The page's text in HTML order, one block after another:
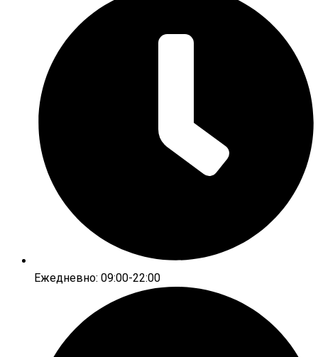
Ежедневно: 09:00-22:00